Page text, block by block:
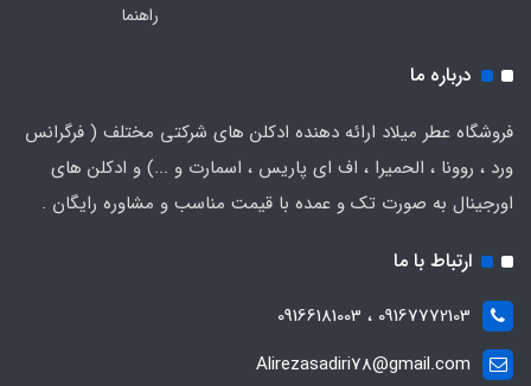
راهنما
درباره ما
فروشگاه عطر میلاد ارائه دهنده ادکلن های شرکتی مختلف ( فرگرانس
ورد ، روونا ، الحمیرا ، اف ای پاریس ، اسمارت و ...) و ادکلن های
اورجینال به صورت تک و عمده با قیمت مناسب و مشاوره رایگان .
ارتباط با ما
09167772103 ، 09166181003
Alirezasadiri78@gmail.com